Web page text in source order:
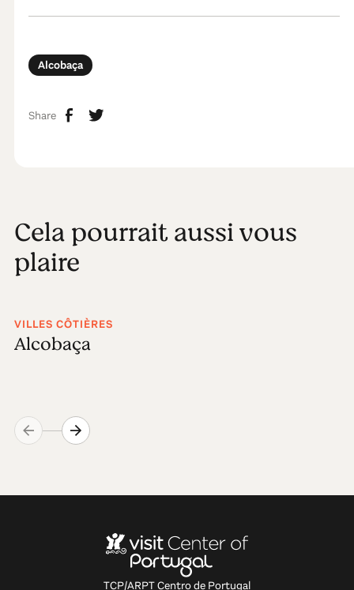
Alcobaça
Share
Cela pourrait aussi vous
plaire
VILLES CÔTIÈRES
Alcobaça
TCP/ARPT Centro de Portugal